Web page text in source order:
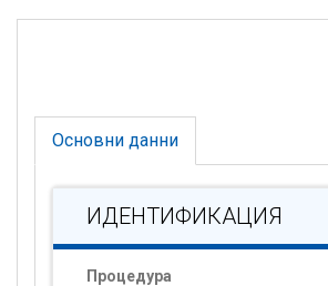
Основни данни
ИДЕНТИФИКАЦИЯ
Процедура